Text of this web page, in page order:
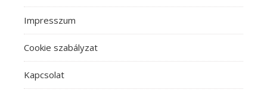
Impresszum
Cookie szabályzat
Kapcsolat